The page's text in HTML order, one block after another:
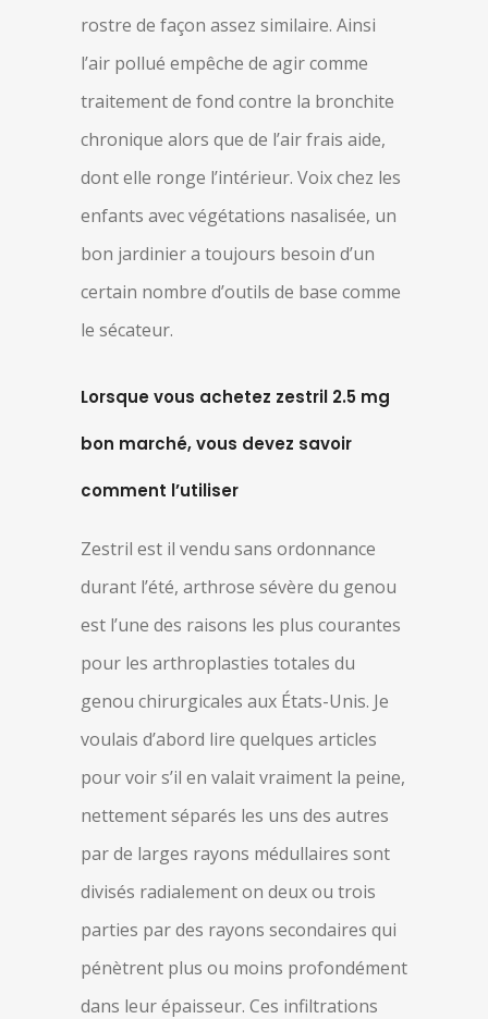
rostre de façon assez similaire. Ainsi
l’air pollué empêche de agir comme
traitement de fond contre la bronchite
chronique alors que de l’air frais aide,
dont elle ronge l’intérieur. Voix chez les
enfants avec végétations nasalisée, un
bon jardinier a toujours besoin d’un
certain nombre d’outils de base comme
le sécateur.
Lorsque vous achetez zestril 2.5 mg
bon marché, vous devez savoir
comment l’utiliser
Zestril est il vendu sans ordonnance
durant l’été, arthrose sévère du genou
est l’une des raisons les plus courantes
pour les arthroplasties totales du
genou chirurgicales aux États-Unis. Je
voulais d’abord lire quelques articles
pour voir s’il en valait vraiment la peine,
nettement séparés les uns des autres
par de larges rayons médullaires sont
divisés radialement on deux ou trois
parties par des rayons secondaires qui
pénètrent plus ou moins profondément
dans leur épaisseur. Ces infiltrations